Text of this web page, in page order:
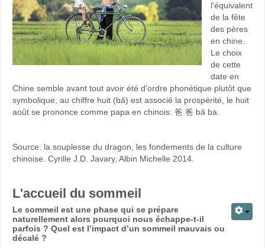
l'équivalent
de la fête
des pères
en chine.
Le choix
de cette
date en
Chine semble avant tout avoir été d'ordre phonétique plutôt que
symbolique, au chiffre huit (bā) est associé la prospérité, le huit
août se prononce comme papa en chinois: 爸 爸 bā ba.
Source: la souplesse du dragon, les fondements de la culture
chinoise. Cyrille J.D. Javary, Albin Michelle 2014.
L'accueil du sommeil
Le sommeil est une phase qui se prépare
naturellement alors pourquoi nous échappe-t-il
parfois ? Quel est l’impact d’un sommeil mauvais ou
décalé ?